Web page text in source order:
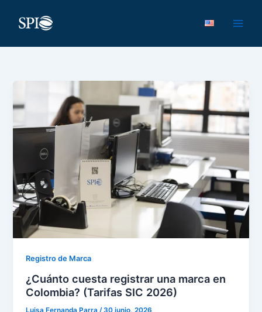
Registro de Marca
¿Cuánto cuesta registrar una marca en
Colombia? (Tarifas SIC 2026)
Luisa Fernanda Parra /30 junio, 2026